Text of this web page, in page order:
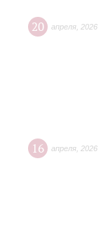
20 апреля 2026
16 апреля 2026